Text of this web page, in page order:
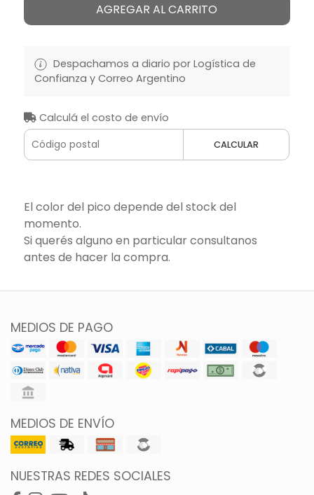
AGREGAR AL CARRITO
Despachamos a diario por Logística de
Confianza y Correo Argentino
Calculá el costo de envío
CALCULAR
El color del pico depende del stock del
momento.
Si querés alguno en particular consultanos
antes de hacer la compra.
MEDIOS DE PAGO
MEDIOS DE ENVÍO
NUESTRAS REDES SOCIALES